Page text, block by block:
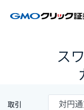
ス
取引 対円通